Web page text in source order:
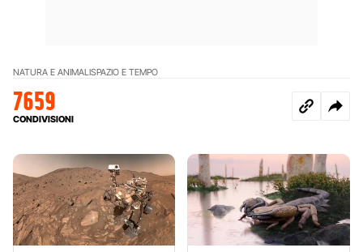
NATURA E ANIMALISPAZIO E TEMPO
7659
CONDIVISIONI